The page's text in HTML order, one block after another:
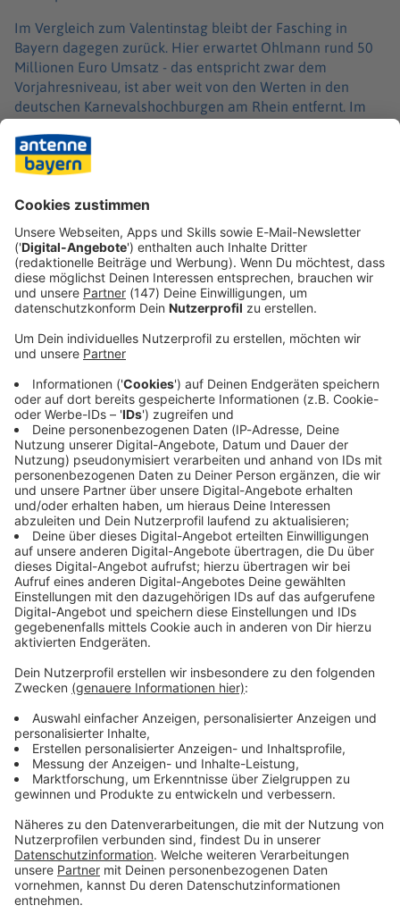
Im Vergleich zum Valentinstag bleibt der Fasching in
Bayern dagegen zurück. Hier erwartet Ohlmann rund 50
Millionen Euro Umsatz - das entspricht zwar dem
Vorjahresniveau, ist aber weit von den Werten in den
deutschen Karnevalshochburgen am Rhein entfernt. Im
Halloween mithalten, das für höhere Umsätze sorgt.
Dieses Jahr fallen Valentinstag und Faschingssamstag
zusammen. Ob das bremsend auf die Geschäfte wirkt, ist
Immer auf dem Laufenden
bleiben!
Verpass' nichts mehr - mit unserem kostenlosen
ANTENNE BAYERN Newsletter. Ob Nachrichten,
Lifestyle oder unsere neuesten Aktionen - wir
informieren dich.
Zum Newsletter anmelden
Du möchtest uns etwas sagen?